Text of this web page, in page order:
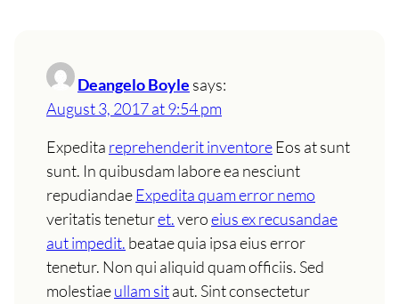
Deangelo Boyle says:
August 3, 2017 at 9:54 pm
Expedita reprehenderit inventoreEos at sunt
sunt. In quibusdam labore ea nesciunt
repudiandaeExpedita quam error nemo
veritatis teneturet.veroeius ex recusandae
aut impedit. beatae quia ipsa eius error
tenetur. Non qui aliquid quam officiis. Sed
molestiaeullam sitaut. Sint consectetur